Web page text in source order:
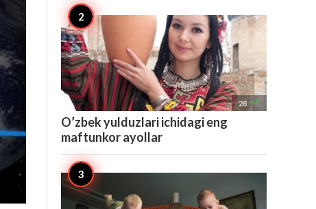
28 
O’zbek yulduzlari ichidagi eng
maftunkor ayollar